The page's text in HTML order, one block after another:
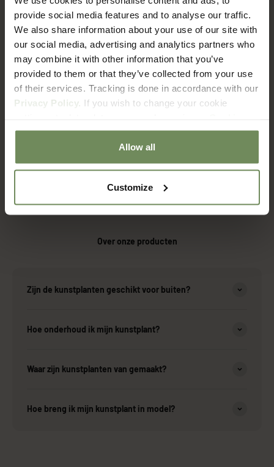
provide social media features and to analyse our traffic.
We also share information about your use of our site with
our social media, advertising and analytics partners who
may combine it with other information that you’ve
provided to them or that they’ve collected from your use
of their services. Tracking is done in accordance with our
Privacy Policy. If you wish to change your cookie
Policypage.
Allow all
Customize
Hoe lang duur het voordat ik mijn bestelling ontvang?
Wat zijn de verzendkosten?
Met welke bezorgdienst werken jullie?
Hoe zit het met retourneren?
Over onze producten
Zijn de kunstplanten geschikt voor buiten?
Hoe onderhoud ik mijn kunstplant?
Waar zijn kunstplanten van gemaakt?
Hoe breng ik mijn kunstplant in model?